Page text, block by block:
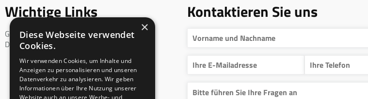
Wichtige Links
Geschäftsbedingungen
DSGVO
Kontaktieren Sie uns
×
Diese Webseite verwendet
Cookies.
Wir verwenden Cookies, um Inhalte und
Anzeigen zu personalisieren und unseren
Datenverkehr zu analysieren. Wir geben
Informationen über Ihre Nutzung unserer
Website auch an unsere Werbe- und